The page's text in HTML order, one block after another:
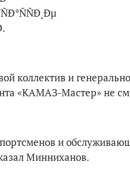
коллектив и
«КАМАЗ-Мастер» не
и
Минниханов.